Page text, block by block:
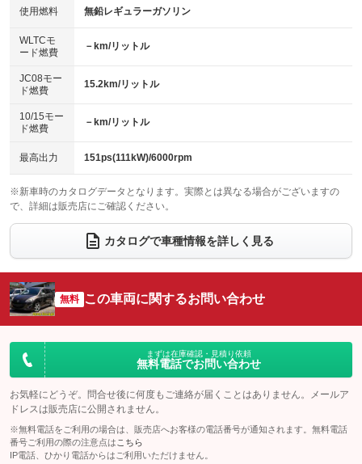
100V電源
：装備なし
センターデフロック
：装備なし
電動格納ミラー
：装備なし
バックカメラ
エアロ
：装備あり
ローダウン
：装備なし
ベンチシート
：装備なし
チップアップシート
：装備なし
電動格納サードシート
：装備なし シートヒーター
：装備なし
ウォークスルー
電動リアゲート フロントカメラ
：装備なし
シートエアコン
：装備なし 全周囲カメラ
：装備なし
サイドカメラ
：装備なし ルーフレール
：装備なし
エアサスペンション ヘッドライトウォッシャー
使用燃料 無鉛レギュラーガソリン
WLTCモ
ード燃費
－km/リットル
JC08モー
ド燃費
15.2km/リットル
10/15モー
ド燃費
－km/リットル
最高出力 151ps(111kW)/6000rpm
※新車時のカタログデータとなります。実際とは異なる場合がございますの
で、詳細は販売店にご確認ください。
カタログで車種情報を詳しく見る
無料 この車両に関するお問い合わせ
まずは在庫確認・見積り依頼
無料電話でお問い合わせ
お気軽にどうぞ。問合せ後に何度もご連絡が届くことはありません。メールア
ドレスは販売店に公開されません。
※無料電話をご利用の場合は、販売店へお客様の電話番号が通知されます。無料電話
番号ご利用の際の注意点は こちら
IP電話、ひかり電話からはご利用いただけません。